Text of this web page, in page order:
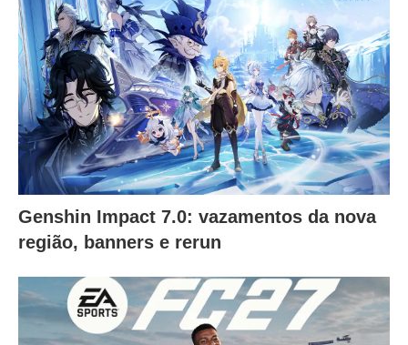
Genshin Impact 7.0: vazamentos da nova
região, banners e rerun